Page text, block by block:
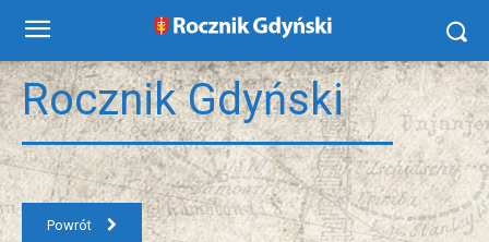
Rocznik Gdyński
Powrót